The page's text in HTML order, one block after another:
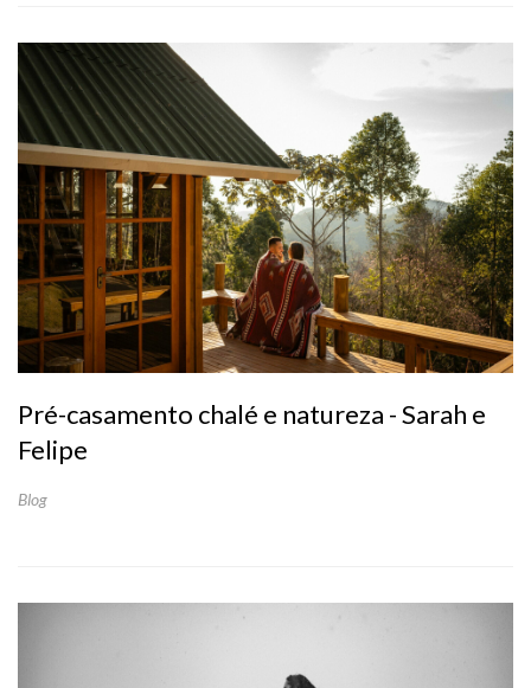
Pré-casamento chalé e natureza - Sarah e
Felipe
Blog